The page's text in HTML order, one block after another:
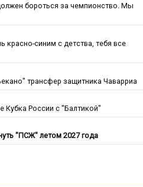
бороться за чемпионство. Мы
синим с детства, тебя все
трансфер защитника Чаварриа
Кубка России с "Балтикой"
"ПСЖ" летом 2027 года